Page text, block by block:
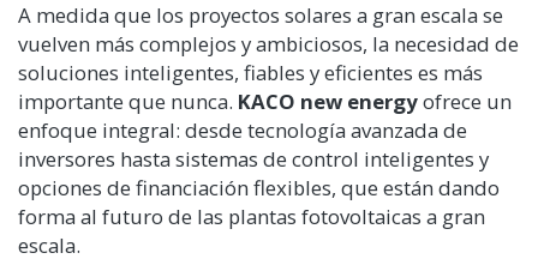
A medida que los proyectos solares a gran escala se
vuelven más complejos y ambiciosos, la necesidad de
soluciones inteligentes, fiables y eficientes es más
importante que nunca. KACO new energyofrece un
enfoque integral: desde tecnología avanzada de
inversores hasta sistemas de control inteligentes y
opciones de financiación flexibles, que están dando
forma al futuro de las plantas fotovoltaicas a gran
escala.